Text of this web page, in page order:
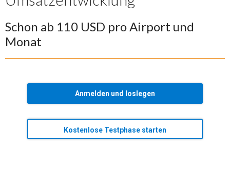
Schon ab 110 USD pro Airport und
Monat
Anmelden und loslegen
Kostenlose Testphase starten